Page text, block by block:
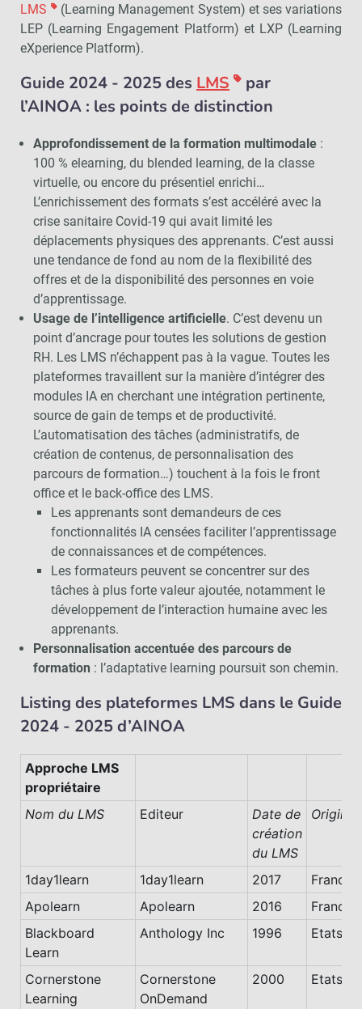
LMS
(Learning Management System) et ses variations
LEP (Learning Engagement Platform) et LXP (Learning
eXperience Platform).
Guide 2024 - 2025 des LMS
par
l’AINOA : les points de distinction
Approfondissement de la formation multimodale:
100 % elearning, du blended learning, de la classe
virtuelle, ou encore du présentiel enrichi…
L’enrichissement des formats s’est accéléré avec la
crise sanitaire Covid-19 qui avait limité les
déplacements physiques des apprenants. C’est aussi
une tendance de fond au nom de la flexibilité des
offres et de la disponibilité des personnes en voie
d’apprentissage.
Usage de l’intelligence artificielle. C’est devenu un
point d’ancrage pour toutes les solutions de gestion
RH. Les LMS n’échappent pas à la vague. Toutes les
plateformes travaillent sur la manière d’intégrer des
modules IA en cherchant une intégration pertinente,
source de gain de temps et de productivité.
L’automatisation des tâches (administratifs, de
création de contenus, de personnalisation des
parcours de formation…) touchent à la fois le front
office et le back-office des LMS.
Les apprenants sont demandeurs de ces
fonctionnalités IA censées faciliter l’apprentissage
de connaissances et de compétences.
Les formateurs peuvent se concentrer sur des
tâches à plus forte valeur ajoutée, notamment le
développement de l’interaction humaine avec les
apprenants.
Personnalisation accentuée des parcours de
formation : l’adaptative learning poursuit son chemin.
Listing des plateformes LMS dans le Guide
2024 - 2025 d’AINOA
Approche LMS
propriétaire
Nom du LMS
Editeur
Date de
création
du LMS
Origine
1day1learn 1day1learn 2017
France
Apolearn
Apolearn 2016
France
Blackboard
Learn
Anthology Inc 1996 Etats-
Cornerstone
Learning
Cornerstone
OnDemand
2000 Etats-